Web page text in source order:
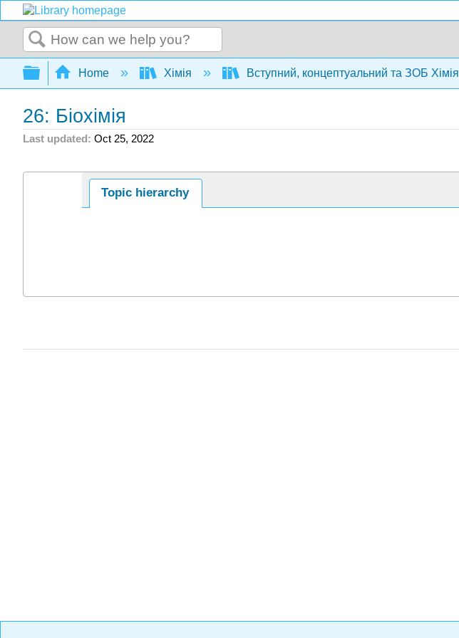
Search
Expand/collapse global hierarchy
Home Хімія Вступний, концептуальний та ЗОБ Хімія
26: Біохімія
Last updated Oct 25, 2022
Topic hierarchy